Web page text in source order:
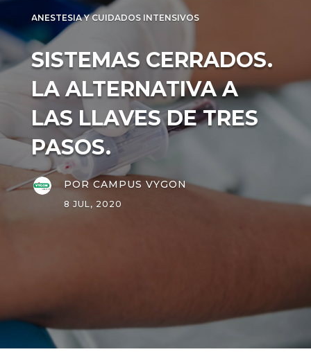
ANESTESIA Y CUIDADOS INTENSIVOS
SISTEMAS CERRADOS.
LA ALTERNATIVA A
LAS LLAVES DE TRES
PASOS.
PORCAMPUS VYGON
8 JUL, 2020